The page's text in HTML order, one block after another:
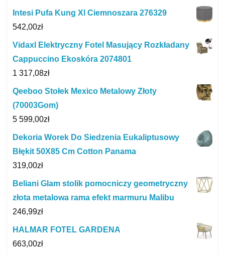
Intesi Pufa Kung Xl Ciemnoszara 276329
542,00zł
Vidaxl Elektryczny Fotel Masujący Rozkładany
Cappuccino Ekoskóra 2074801
1 317,08zł
Qeeboo Stołek Mexico Metalowy Złoty
(70003Gom)
5 599,00zł
Dekoria Worek Do Siedzenia Eukaliptusowy
Błękit 50X85 Cm Cotton Panama
319,00zł
Beliani Glam stolik pomocniczy geometryczny
złota metalowa rama efekt marmuru Malibu
246,99zł
HALMAR FOTEL GARDENA
663,00zł